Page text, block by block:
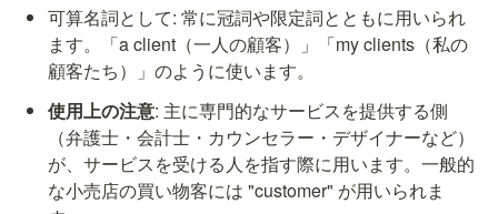
可算名詞として: 常に冠詞や限定詞とともに用いられ
ます。「a client（一人の顧客）」「my clients（私の
顧客たち）」のように使います。
使用上の注意: 主に専門的なサービスを提供する側
（弁護士・会計士・カウンセラー・デザイナーなど）
が、サービスを受ける人を指す際に用います。一般的
な小売店の買い物客には "customer" が用いられま